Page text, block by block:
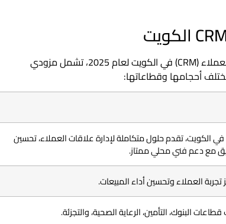
إليك قائمة بأشهر 10 شركات تقدم حلول إدارة علاقات العملاء (CRM) في الكويت لعام 2025، تشمل مزودي
أحجامها وقطاعاتها:
تعتبر أفضل شركة CRM في الكويت، تقدم حلول متكاملة لإدارة علاقات العملاء، تحسين
مع دعم فني محلي ممتاز.
البنوك، التأمين، الرعاية الصحية، والتجزئة.